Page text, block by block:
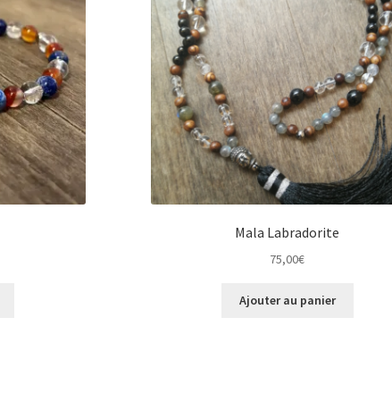
Mala Labradorite
75,00€
Ajouter au panier